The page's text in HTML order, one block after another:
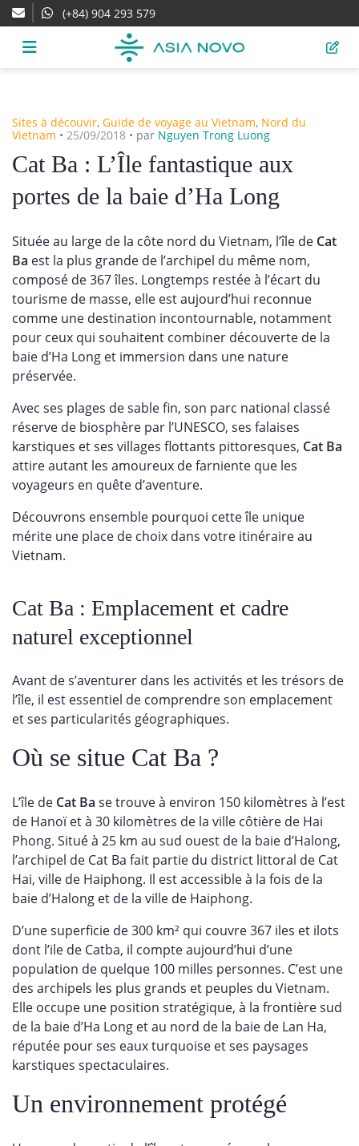
(+84) 904 293 579
Sites à découvir, Guide de voyage au Vietnam, Nord du
Vietnam • 25/09/2018 • par Nguyen Trong Luong
Cat Ba : L’Île fantastique aux
portes de la baie d’Ha Long
Située au large de la côte nord du Vietnam, l’île de Cat
Ba est la plus grande de l’archipel du même nom,
composé de 367 îles. Longtemps restée à l’écart du
tourisme de masse, elle est aujourd’hui reconnue
comme une destination incontournable, notamment
pour ceux qui souhaitent combiner découverte de la
baie d’Ha Long et immersion dans une nature
préservée.
Avec ses plages de sable fin, son parc national classé
réserve de biosphère par l’UNESCO, ses falaises
karstiques et ses villages flottants pittoresques, Cat Ba
attire autant les amoureux de farniente que les
voyageurs en quête d’aventure.
Découvrons ensemble pourquoi cette île unique
mérite une place de choix dans votre itinéraire au
Vietnam.
Cat Ba : Emplacement et cadre
naturel exceptionnel
Avant de s’aventurer dans les activités et les trésors de
l’île, il est essentiel de comprendre son emplacement
et ses particularités géographiques.
Où se situe Cat Ba ?
L’île de Cat Ba se trouve à environ 150 kilomètres à l’est
de Hanoï et à 30 kilomètres de la ville côtière de Hai
Phong. Situé à 25 km au sud ouest de la baie d’Halong,
l’archipel de Cat Ba fait partie du district littoral de Cat
Hai, ville de Haiphong. Il est accessible à la fois de la
baie d’Halong et de la ville de Haiphong.
D’une superficie de 300 km² qui couvre 367 iles et ilots
dont l’ile de Catba, il compte aujourd’hui d’une
population de quelque 100 milles personnes. C’est une
des archipels les plus grands et peuples du Vietnam.
Elle occupe une position stratégique, à la frontière sud
de la baie d’Ha Long et au nord de la baie de Lan Ha,
réputée pour ses eaux turquoise et ses paysages
karstiques spectaculaires.
Un environnement protégé